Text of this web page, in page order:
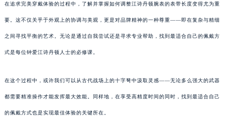
在追求完美穿戴体验的过程中，了解并掌握如何调整江诗丹顿腕表的表带长度变得尤为重
要。这不仅关乎于外观上的协调与美观，更是对品牌精神的一种尊重——即在复杂与精细
之间寻找平衡的艺术。无论是通过自我尝试还是寻求专业帮助，找到最适合自己的佩戴方
式是每位钟爱江诗丹顿人士的必修课。
在这个过程中，或许我们可以从古代战场上的十字弩中汲取灵感——无论多么强大的武器
都需要精准操作才能发挥最大效能。同样地，在享受高精度时间的同时，找到最适合自己
的佩戴方式也是实现最佳体验的关键所在。